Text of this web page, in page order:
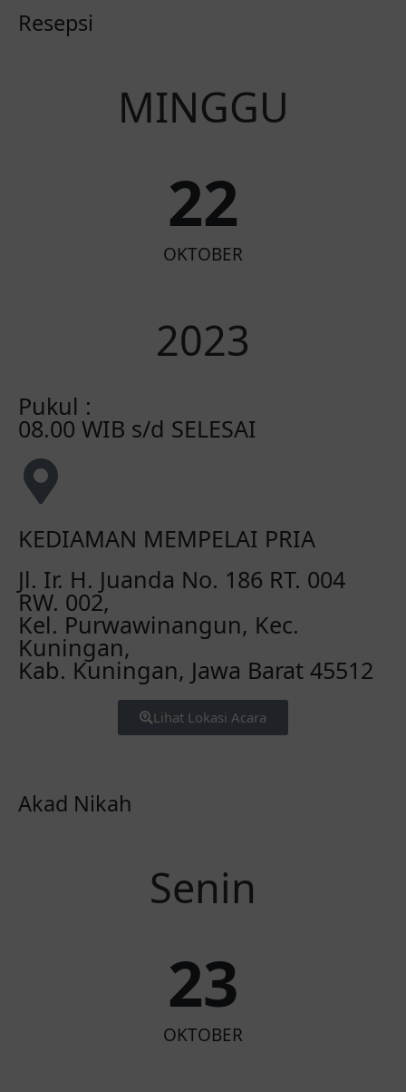
Resepsi
MINGGU
OKTOBER
22
2023
Pukul :
08.00 WIB s/d SELESAI
KEDIAMAN MEMPELAI PRIA
Jl. Ir. H. Juanda No. 186 RT. 004
RW. 002,
Kel. Purwawinangun, Kec.
Kuningan,
Kab. Kuningan, Jawa Barat 45512
Lihat Lokasi Acara
Akad Nikah
Senin
OKTOBER
23